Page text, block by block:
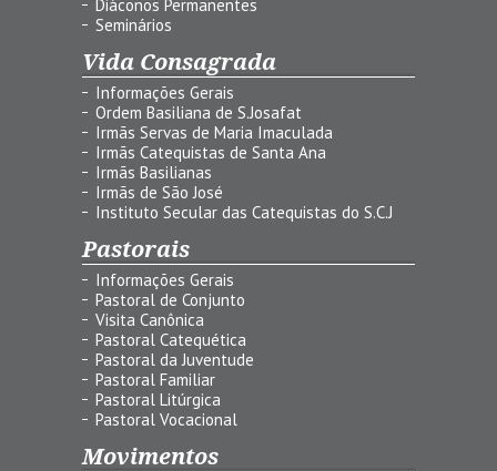
Diáconos Permanentes
Seminários
Vida Consagrada
Informações Gerais
Ordem Basiliana de S.Josafat
Irmãs Servas de Maria Imaculada
Irmãs Catequistas de Santa Ana
Irmãs Basilianas
Irmãs de São José
Instituto Secular das Catequistas do S.C.J
Pastorais
Informações Gerais
Pastoral de Conjunto
Visita Canônica
Pastoral Catequética
Pastoral da Juventude
Pastoral Familiar
Pastoral Litúrgica
Pastoral Vocacional
Movimentos